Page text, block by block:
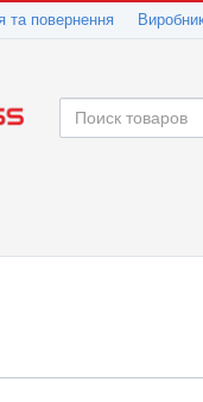
та повернення